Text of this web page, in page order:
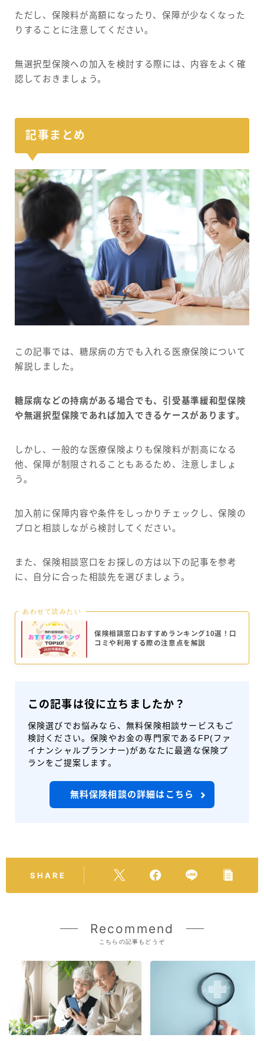
ただし、保険料が高額になったり、保障が少なくなった
りすることに注意してください。
無選択型保険への加入を検討する際には、内容をよく確
認しておきましょう。
記事まとめ
この記事では、糖尿病の方でも入れる医療保険について
解説しました。
糖尿病などの持病がある場合でも、引受基準緩和型保険
や無選択型保険であれば加入できるケースがあります。
しかし、一般的な医療保険よりも保険料が割高になる
他、保障が制限されることもあるため、注意しましょ
う。
加入前に保障内容や条件をしっかりチェックし、保険の
プロと相談しながら検討してください。
また、保険相談窓口をお探しの方は以下の記事を参考
に、自分に合った相談先を選びましょう。
あわせて読みたい
保険相談窓口おすすめランキング10選！口
コミや利用する際の注意点を解説
この記事は役に立ちましたか？
保険選びでお悩みなら、無料保険相談サービスもご
検討ください。保険やお金の専門家であるFP(ファ
イナンシャルプランナー)があなたに最適な保険プ
ランをご提案します。
無料保険相談の詳細はこちら
SHARE
Recommend
こちらの記事もどうぞ